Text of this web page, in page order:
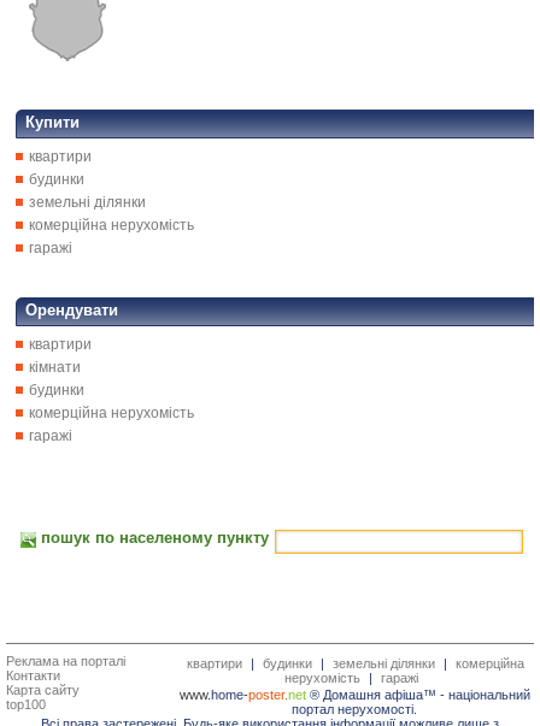
Купити
квартири
будинки
земельні ділянки
комерційна нерухомість
гаражі
Орендувати
квартири
кімнати
будинки
комерційна нерухомість
гаражі
пошук по населеному пункту
Реклама на порталі
Контакти
Карта сайту
top100
квартири | будинки | земельні ділянки |
комерційна
нерухомість
|
гаражі
www.home-poster.net® Домашня афіша™ - національний
портал нерухомості.